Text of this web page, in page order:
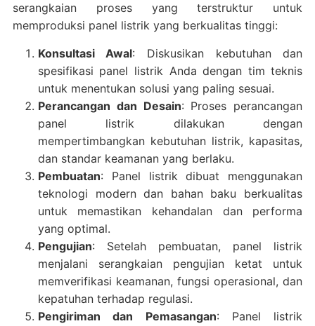
serangkaian proses yang terstruktur untuk
memproduksi panel listrik yang berkualitas tinggi:
Konsultasi Awal: Diskusikan kebutuhan dan
spesifikasi panel listrik Anda dengan tim teknis
untuk menentukan solusi yang paling sesuai.
Perancangan dan Desain: Proses perancangan
panel listrik dilakukan dengan
mempertimbangkan kebutuhan listrik, kapasitas,
dan standar keamanan yang berlaku.
Pembuatan: Panel listrik dibuat menggunakan
teknologi modern dan bahan baku berkualitas
untuk memastikan kehandalan dan performa
yang optimal.
Pengujian: Setelah pembuatan, panel listrik
menjalani serangkaian pengujian ketat untuk
memverifikasi keamanan, fungsi operasional, dan
kepatuhan terhadap regulasi.
Pengiriman dan Pemasangan: Panel listrik